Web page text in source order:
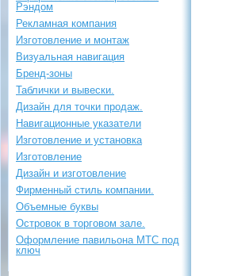
Рэндом
Рекламная компания
Изготовление и монтаж
Визуальная навигация
Бренд-зоны
Таблички и вывески.
Дизайн для точки продаж.
Навигационные указатели
Изготовление и установка
Изготовление
Дизайн и изготовление
Фирменный стиль компании.
Объемные буквы
Островок в торговом зале.
Оформление павильона МТС под
ключ